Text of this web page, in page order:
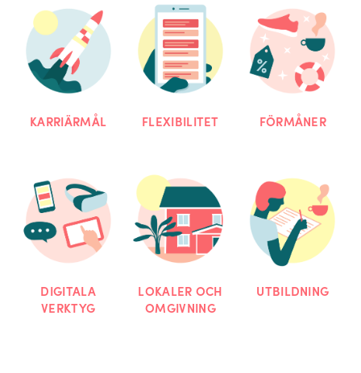
KARRIÄRMÅL FLEXIBILITET FÖRMÅNER
DIGITALA
VERKTYG
LOKALER OCH
OMGIVNING
UTBILDNING